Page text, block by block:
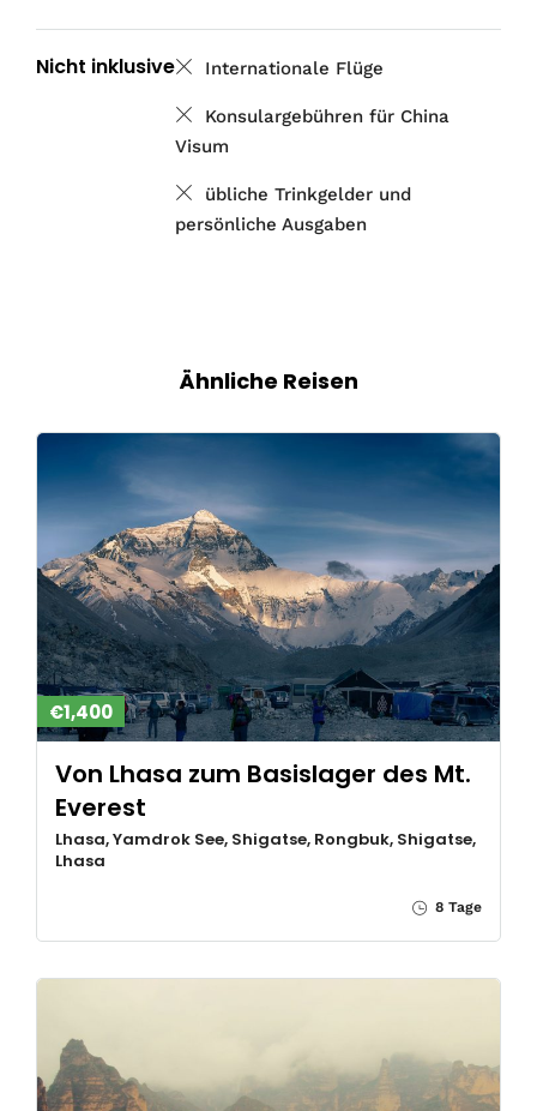
Nicht inklusive Internationale Flüge
Konsulargebühren für China
Visum
übliche Trinkgelder und
persönliche Ausgaben
Ähnliche Reisen
€1,400
Von Lhasa zum Basislager des Mt.
Everest
Lhasa, Yamdrok See, Shigatse, Rongbuk, Shigatse,
Lhasa
8 Tage